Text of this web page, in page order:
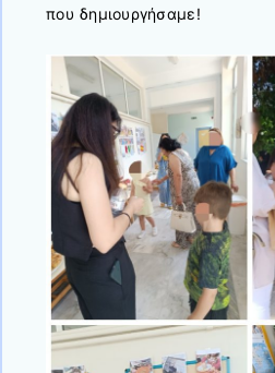
που δημιουργήσαμε!